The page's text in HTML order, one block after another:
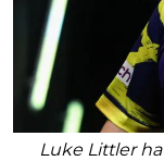
Luke Littler